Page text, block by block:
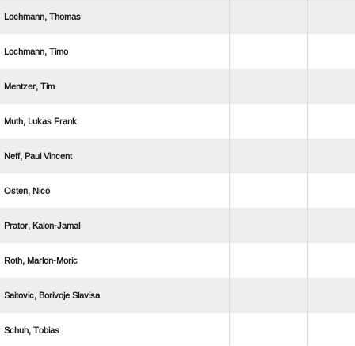
 
 
 
  
  
 
 
 
  
 